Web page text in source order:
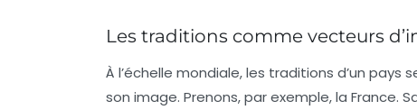
Les traditions comme vecteurs
À l’échelle mondiale, les traditions d’un
son image. Prenons, par exemple, la France.